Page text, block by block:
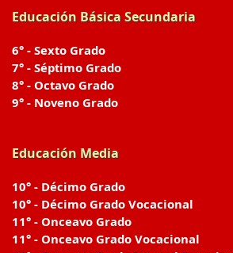
Educación Básica Secundaria
6° - Sexto Grado
7° - Séptimo Grado
8° - Octavo Grado
9° - Noveno Grado
Educación Media
10° - Décimo Grado
10° - Décimo Grado Vocacional
11° - Onceavo Grado
11° - Onceavo Grado Vocacional